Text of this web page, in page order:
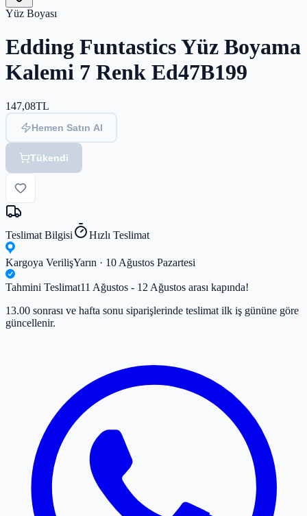
Yüz Boyası
Edding Funtastics Yüz Boyama
Kalemi 7 Renk Ed47B199
147,08TL
Hemen Satın Al
Tükendi
Teslimat Bilgisi Hızlı Teslimat
Kargoya VerilişYarın · 10 Ağustos Pazartesi
Tahmini Teslimat11 Ağustos - 12 Ağustos arası kapında!
13.00 sonrası ve hafta sonu siparişlerinde teslimat ilk iş gününe göre
güncellenir.